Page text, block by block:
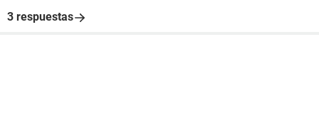
3 respuestas